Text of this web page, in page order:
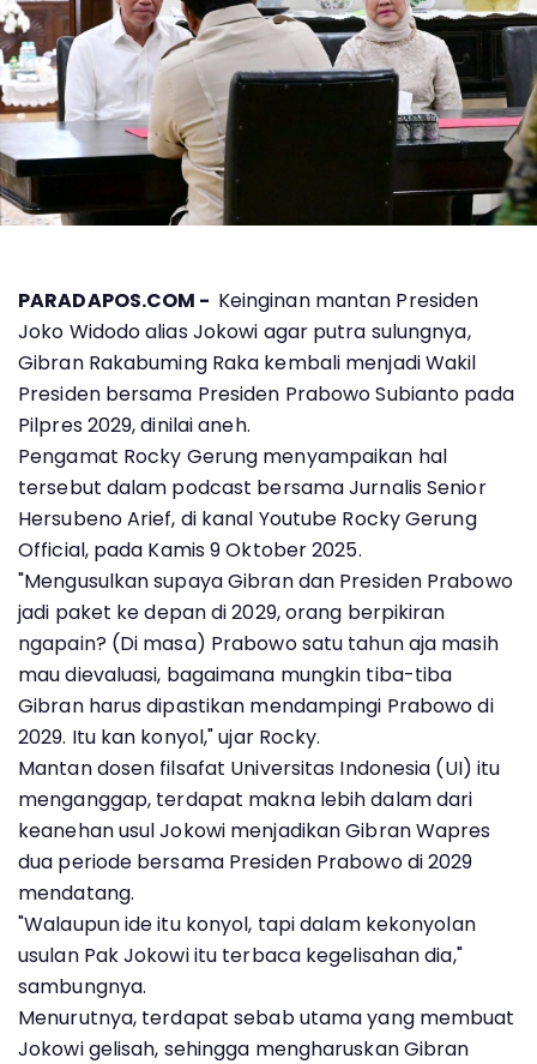
PARADAPOS.COM - Keinginan mantan Presiden
Joko Widodo alias Jokowi agar putra sulungnya,
Gibran Rakabuming Raka kembali menjadi Wakil
Presiden bersama Presiden Prabowo Subianto pada
Pilpres 2029, dinilai aneh.
Pengamat Rocky Gerung menyampaikan hal
tersebut dalam podcast bersama Jurnalis Senior
Hersubeno Arief, di kanal Youtube Rocky Gerung
Official, pada Kamis 9 Oktober 2025.
"Mengusulkan supaya Gibran dan Presiden Prabowo
jadi paket ke depan di 2029, orang berpikiran
ngapain? (Di masa) Prabowo satu tahun aja masih
mau dievaluasi, bagaimana mungkin tiba-tiba
Gibran harus dipastikan mendampingi Prabowo di
2029. Itu kan konyol," ujar Rocky.
Mantan dosen filsafat Universitas Indonesia (UI) itu
menganggap, terdapat makna lebih dalam dari
keanehan usul Jokowi menjadikan Gibran Wapres
dua periode bersama Presiden Prabowo di 2029
mendatang.
"Walaupun ide itu konyol, tapi dalam kekonyolan
usulan Pak Jokowi itu terbaca kegelisahan dia,"
sambungnya.
Menurutnya, terdapat sebab utama yang membuat
Jokowi gelisah, sehingga mengharuskan Gibran